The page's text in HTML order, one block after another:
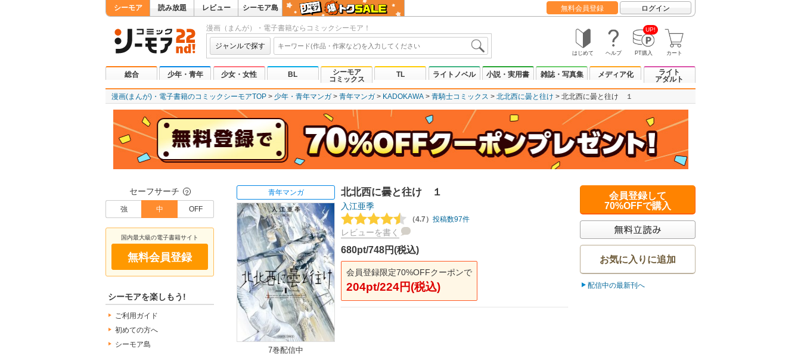
シーモア 読み放題 レビュー シーモア島 無料会員登録 ログイン
漫画（まんが）・電子書籍ならコミックシーモア！
ジャンルで探す
はじめて ヘルプ
UP!
PT購入 カート
総合 少年・青年 少女・女性 BL
シーモア
コミックス
TL ライトノベル 小説・実用書 雑誌・写真集 メディア化
ライト
アダルト
漫画(まんが)・電子書籍のコミックシーモアTOP 少年・青年マンガ 青年マンガ KADOKAWA 青騎士コミックス 北北西に曇と往け 北北西に曇と往け １
セーフサーチ ？
強 中 OFF
国内最大級の電子書籍サイト
無料会員登録
シーモアを楽しもう!
ご利用ガイド
初めての方へ
シーモア島
青年マンガ
7巻配信中
北北西に曇と往け １
入江亜季
（4.7） 投稿数97件
レビューを書く
680pt/748円(税込)
会員登録限定70%OFFクーポンで
204pt/224円(税込)
会員登録して
70%OFFで購入
お気に入りに追加
配信中の最新刊へ